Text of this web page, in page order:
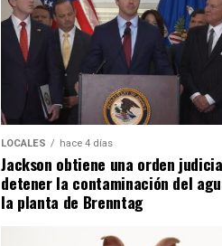
LOCALES hace 4 días
Jackson obtiene una orden
detener la contaminación del
la planta de Brenntag